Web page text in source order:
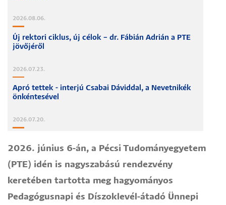
2026.08.06.
Új rektori ciklus, új célok – dr. Fábián Adrián a PTE
jövőjéről
2026.07.23.
Apró tettek - interjú Csabai Dáviddal, a Nevetnikék
önkéntesével
2026.07.20.
2026. június 6-án, a Pécsi Tudományegyetem
(PTE) idén is nagyszabású rendezvény
keretében tartotta meg hagyományos
Pedagógusnapi és Díszoklevél-átadó Ünnepi